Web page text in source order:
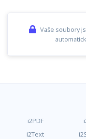
Vaše soubory
i2PDF
i2Text